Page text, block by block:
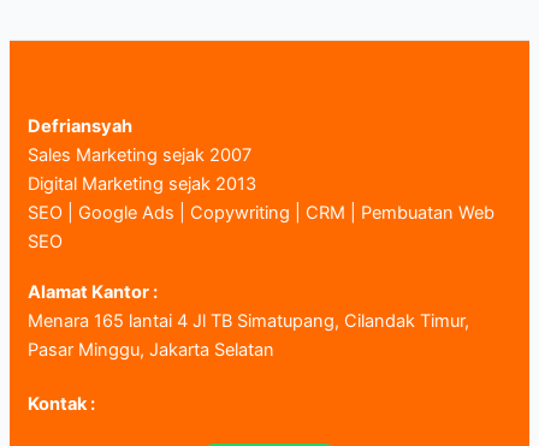
Defriansyah
Sales Marketing sejak 2007
Digital Marketing sejak 2013
SEO | Google Ads | Copywriting | CRM | Pembuatan Web
SEO
Alamat Kantor :
Menara 165 lantai 4 Jl TB Simatupang, Cilandak Timur,
Pasar Minggu, Jakarta Selatan
Kontak :